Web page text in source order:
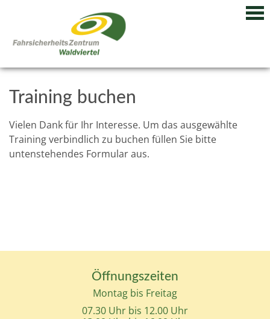
Training buchen
Vielen Dank für Ihr Interesse. Um das ausgewählte
Training verbindlich zu buchen füllen Sie bitte
untenstehendes Formular aus.
Öffnungszeiten
Montag bis Freitag
07.30 Uhr bis 12.00 Uhr